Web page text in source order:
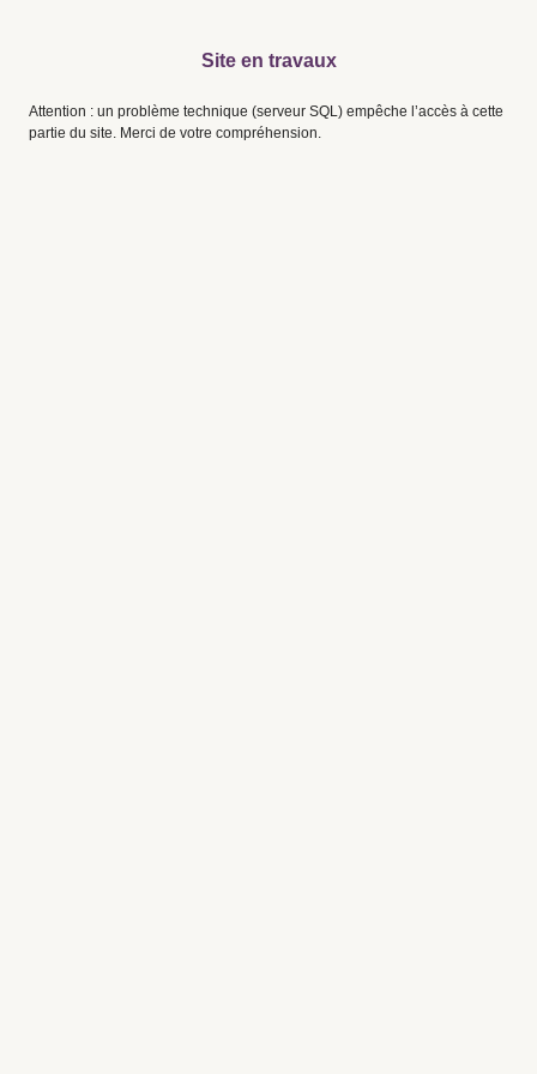
Site en travaux
Attention : un problème technique (serveur SQL) empêche l’accès à cette
partie du site. Merci de votre compréhension.